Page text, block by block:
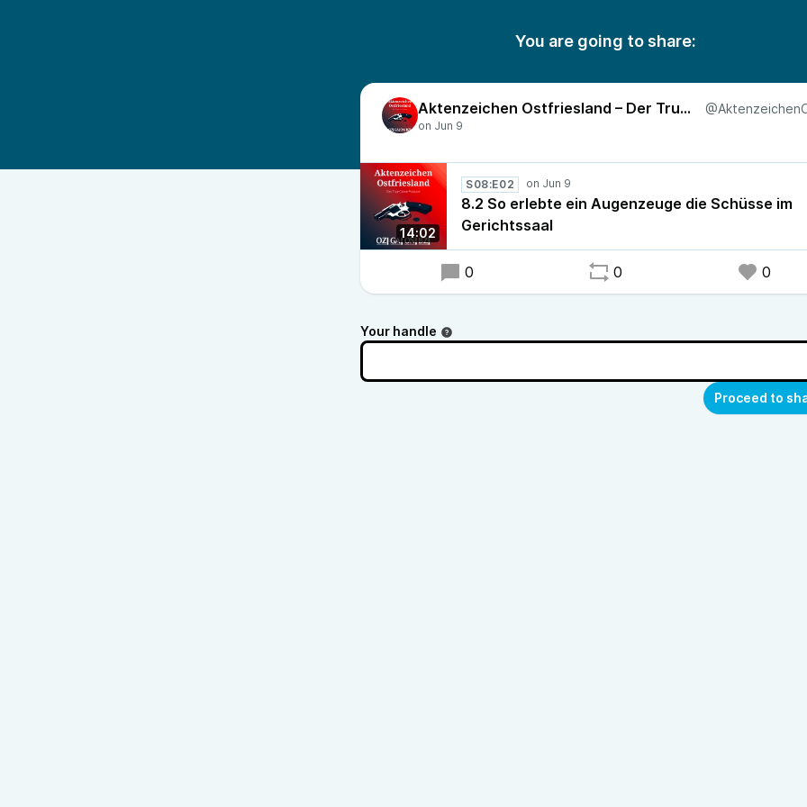
You are going to share:
Aktenzeichen Ostfriesland – Der True-Crime-Podcast
14:02
S08:E02
8.2 So erlebte ein Augenzeuge die Schüsse im
Gerichtssaal
0 0 0
Your handle
Proceed to